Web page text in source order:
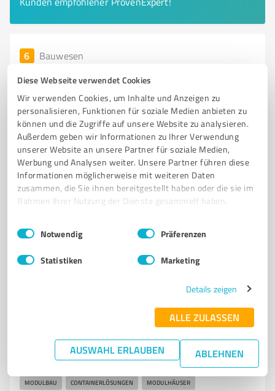
Diese Webseite verwendet Cookies
Wir verwenden Cookies, um Inhalte und Anzeigen zu
personalisieren, Funktionen für soziale Medien anbieten zu
können und die Zugriffe auf unsere Website zu analysieren.
Außerdem geben wir Informationen zu Ihrer Verwendung
unserer Website an unsere Partner für soziale Medien,
Werbung und Analysen weiter. Unsere Partner führen diese
Informationen möglicherweise mit weiteren Daten
zusammen, die Sie ihnen bereitgestellt haben oder die sie im
Rahmen Ihrer Nutzung der Dienste gesammelt haben.
Impressum Datenschutzbestimmungen
Einwilligungsauswahl
Notwendig Präferenzen
Statistiken Marketing
Details zeigen
ALLE ZULASSEN
AUSWAHL ERLAUBEN ABLEHNEN
6 Bauwesen
GE Schnorr Massivhaus GmbH
GE Schnorr Massivhaus GmbH – Ihr Partner für
individuelle Massivhäuser!
MASSIVHÄUSER BAUUNTERNEHMEN INDIVIDUELLE HAUSPLANUNG
KUNDENORIENTIERTE BERATUNG ENERGIEEFFIZIENTES BAUEN
Alt Glasow 1D, 15831 Blankenfelde-Mahlow
Tel. 03379 201450
info@ge-schnorr-massivhaus.de
www.geschnorrmassivhaus.de/
5,00 / 5,00
(1 Quelle)
tetris Modulbau GmbH – Ihr Partner für Modulbau und
Containerlösungen in Mittenw
MODULBAU CONTAINERLÖSUNGEN MODULHÄUSER